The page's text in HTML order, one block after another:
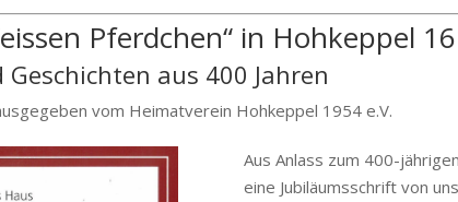
Pferdchen“ in Hohkeppel
aus 400 Jahren
vom Heimatverein Hohkeppel 1954 e.V.
Aus Anlass zum 400-
eine Jubiläumsschrift von